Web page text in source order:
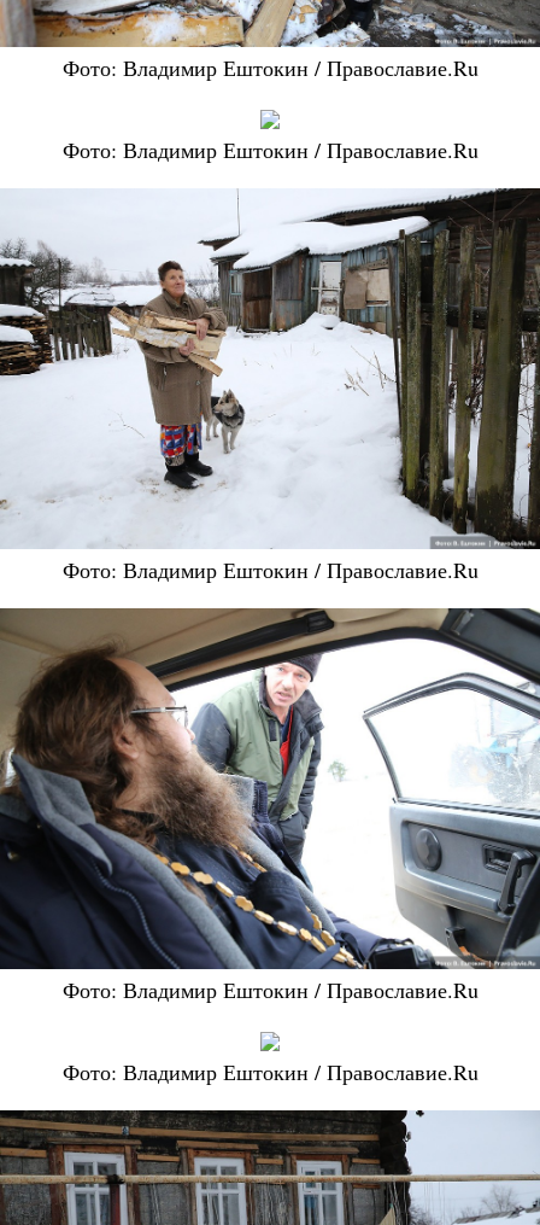
Фото: Владимир Ештокин / Православие.Ru
Фото: Владимир Ештокин / Православие.Ru
Фото: Владимир Ештокин / Православие.Ru
Фото: Владимир Ештокин / Православие.Ru
Фото: Владимир Ештокин / Православие.Ru